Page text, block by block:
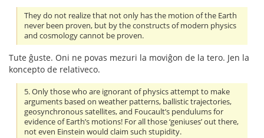
They do not realize that not only has the motion of the Earth
never been proven, but by the constructs of modern physics
and cosmology cannot be proven.
Tute ĝuste. Oni ne povas mezuri la moviĝon de la tero. Jen la
koncepto de relativeco.
5. Only those who are ignorant of physics attempt to make
arguments based on weather patterns, ballistic trajectories,
geosynchronous satellites, and Foucault’s pendulums for
evidence of Earth’s motions! For all those ‘geniuses’ out there,
not even Einstein would claim such stupidity.